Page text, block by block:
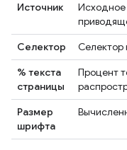
Источник
Исходное
Селектор
Селектор
% текста
страницы
Процент
Размер
шрифта